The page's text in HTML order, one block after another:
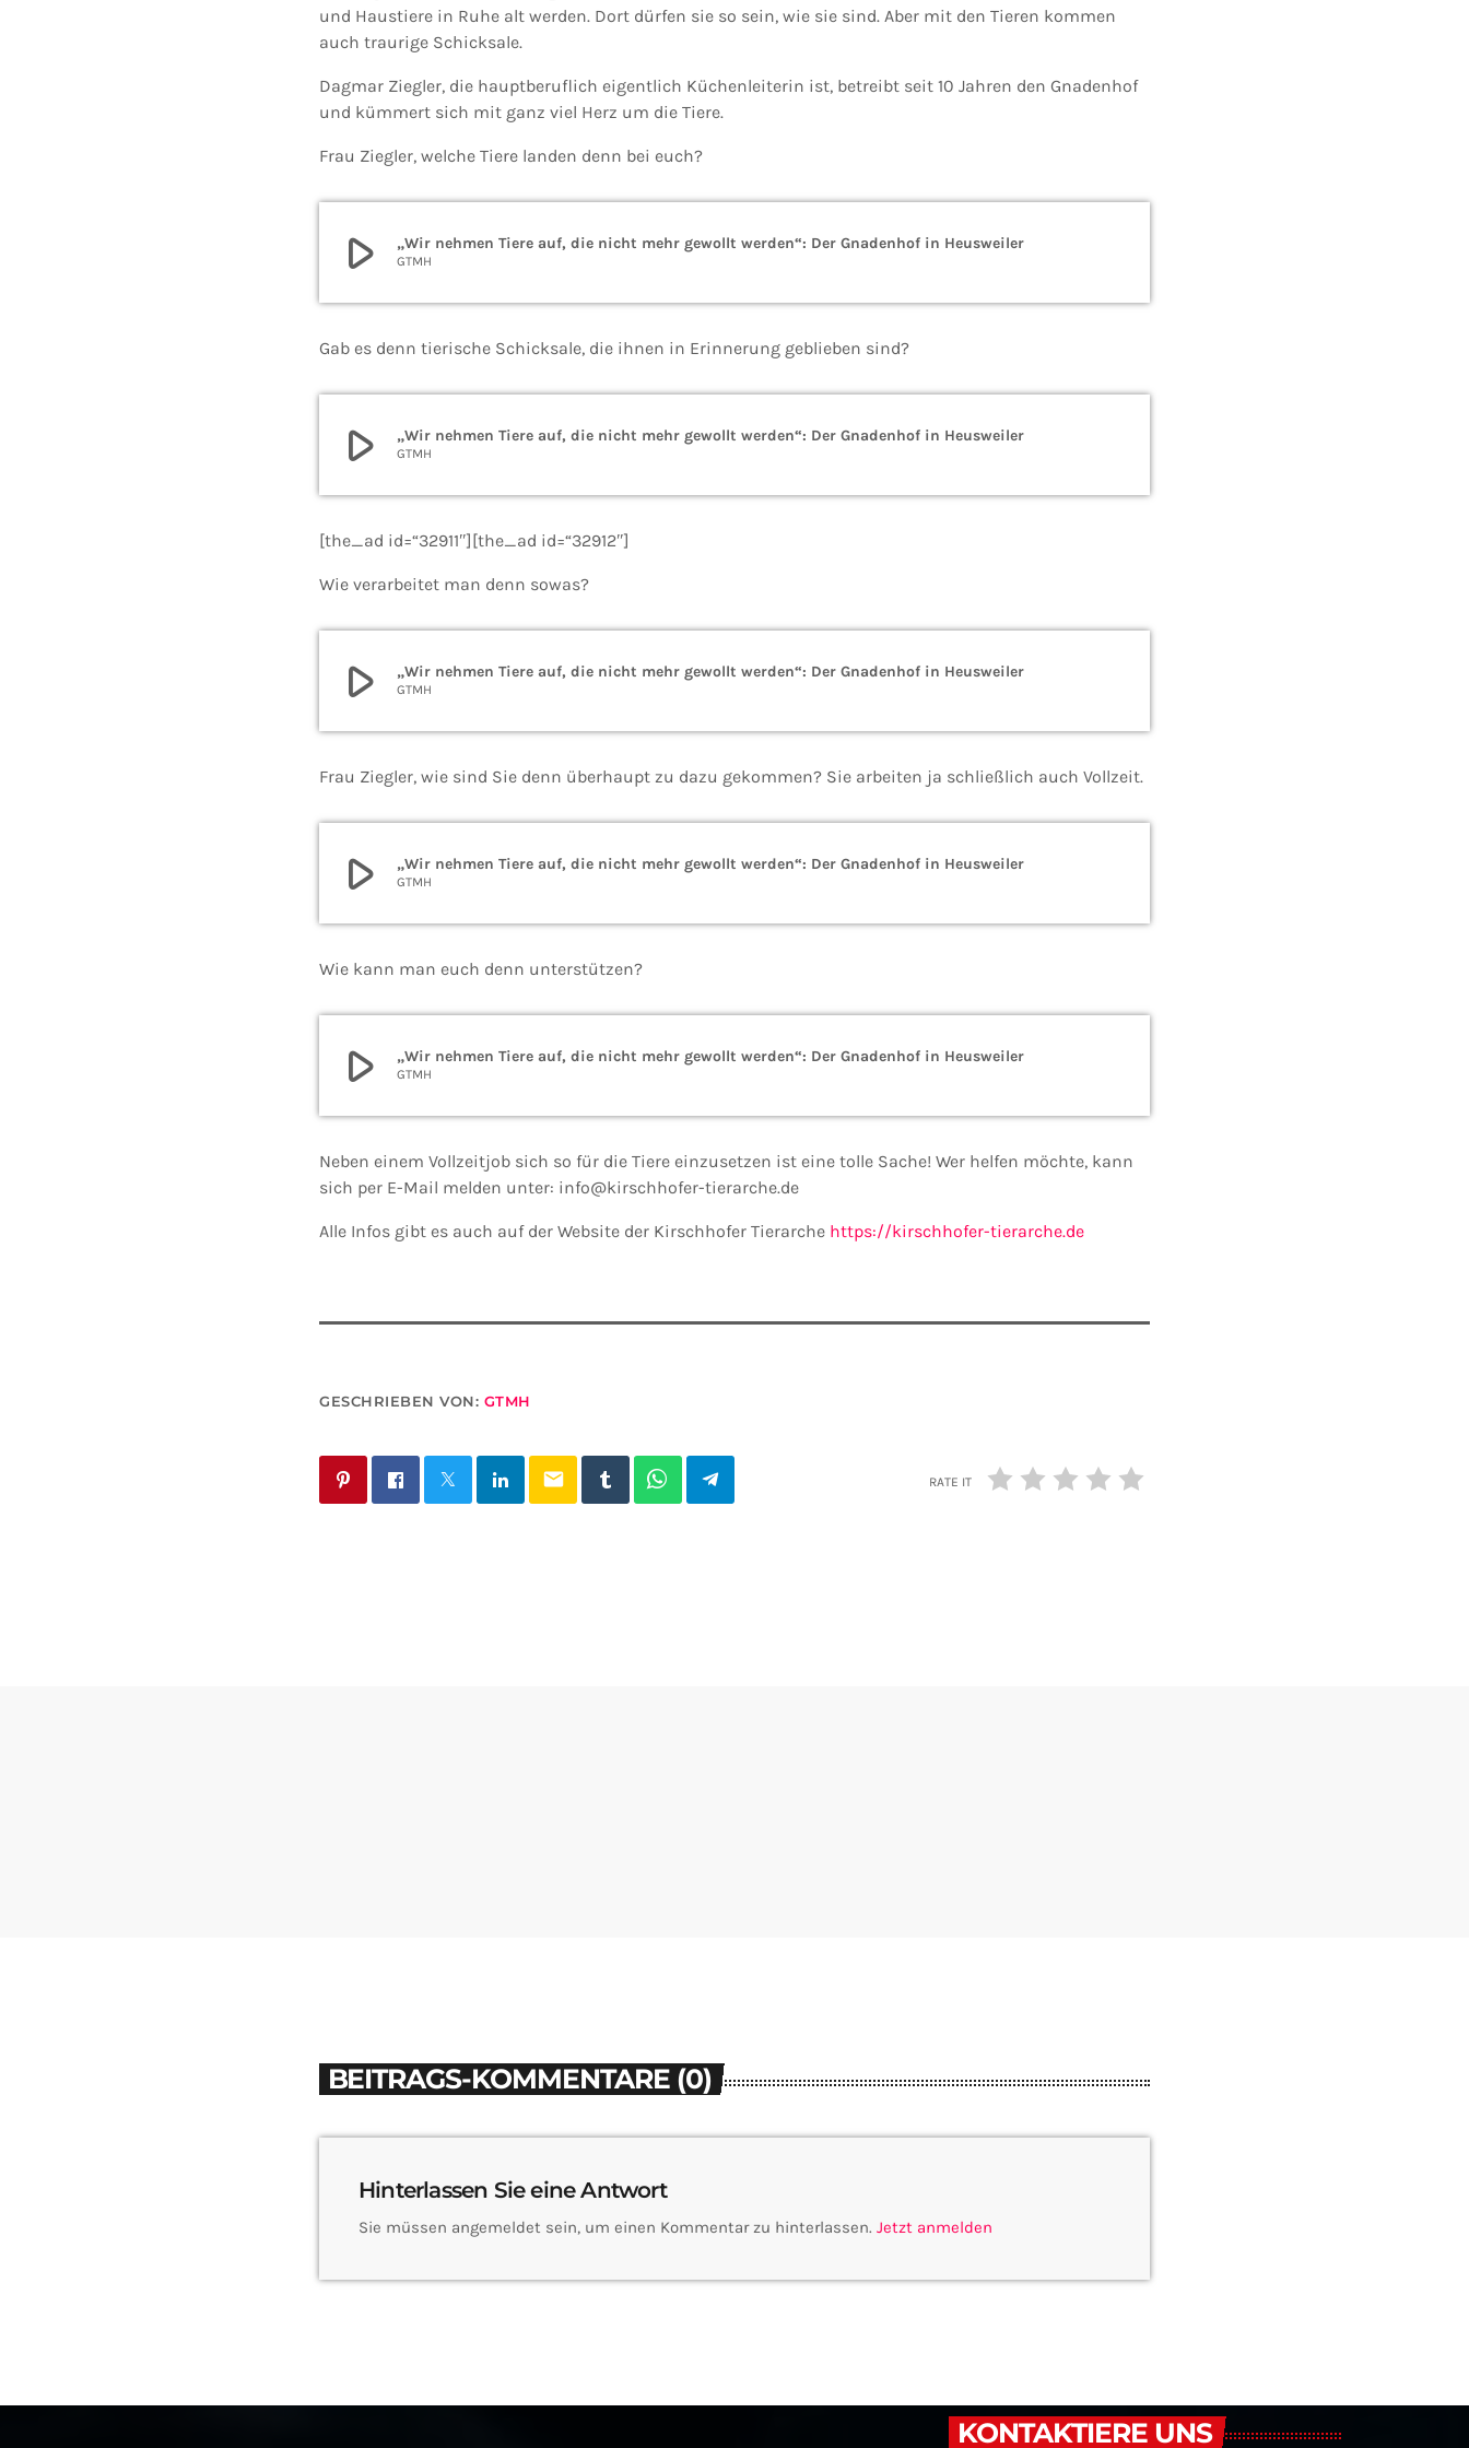
und Haustiere in Ruhe alt werden. Dort dürfen sie so sein, wie sie sind. Aber mit den Tieren kommen
auch traurige Schicksale.
Dagmar Ziegler, die hauptberuflich eigentlich Küchenleiterin ist, betreibt seit 10 Jahren den Gnadenhof
und kümmert sich mit ganz viel Herz um die Tiere.
Frau Ziegler, welche Tiere landen denn bei euch?
play_arrow „Wir nehmen Tiere auf, die nicht mehr gewollt werden“: Der Gnadenhof in Heusweiler
GTMH
Gab es denn tierische Schicksale, die ihnen in Erinnerung geblieben sind?
play_arrow „Wir nehmen Tiere auf, die nicht mehr gewollt werden“: Der Gnadenhof in Heusweiler
GTMH
[the_ad id=“32911″][the_ad id=“32912″]
Wie verarbeitet man denn sowas?
play_arrow „Wir nehmen Tiere auf, die nicht mehr gewollt werden“: Der Gnadenhof in Heusweiler
GTMH
Frau Ziegler, wie sind Sie denn überhaupt zu dazu gekommen? Sie arbeiten ja schließlich auch Vollzeit.
play_arrow „Wir nehmen Tiere auf, die nicht mehr gewollt werden“: Der Gnadenhof in Heusweiler
GTMH
Wie kann man euch denn unterstützen?
play_arrow „Wir nehmen Tiere auf, die nicht mehr gewollt werden“: Der Gnadenhof in Heusweiler
GTMH
Neben einem Vollzeitjob sich so für die Tiere einzusetzen ist eine tolle Sache! Wer helfen möchte, kann
sich per E-Mail melden unter: info@kirschhofer-tierarche.de
Alle Infos gibt es auch auf der Website der Kirschhofer Tierarche https://kirschhofer-tierarche.de
GESCHRIEBEN VON: GTMH
email RATE IT
BEITRAGS-KOMMENTARE (0)
Hinterlassen Sie eine Antwort
Sie müssen angemeldet sein, um einen Kommentar zu hinterlassen. Jetzt anmelden
KONTAKTIERE UNS